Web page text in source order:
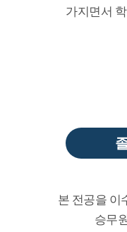
가지면서
본 전공을 이
승무